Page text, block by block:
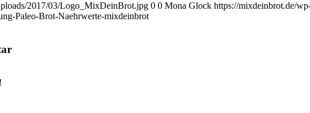
2017/03/Logo_MixDeinBrot.jpg 0 0 Mona Glock https://mixdeinbrot.de/
Paleo-Brot-Naehrwerte-mixdeinbrot